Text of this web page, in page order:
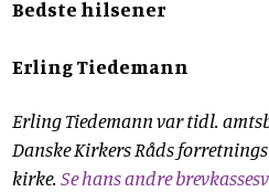
Bedste hilsener
Erling Tiedemann
Erling Tiedemann var tidl.
Danske Kirkers Råds
kirke.Se hans andre